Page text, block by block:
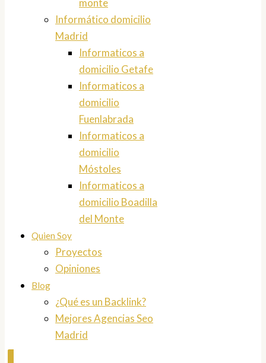
monte
Informático domicilio
Madrid
Informaticos a
domicilio Getafe
Informaticos a
domicilio
Fuenlabrada
Informaticos a
domicilio
Móstoles
Informaticos a
domicilio Boadilla
del Monte
Quien Soy
Proyectos
Opiniones
Blog
¿Qué es un Backlink?
Mejores Agencias Seo
Madrid